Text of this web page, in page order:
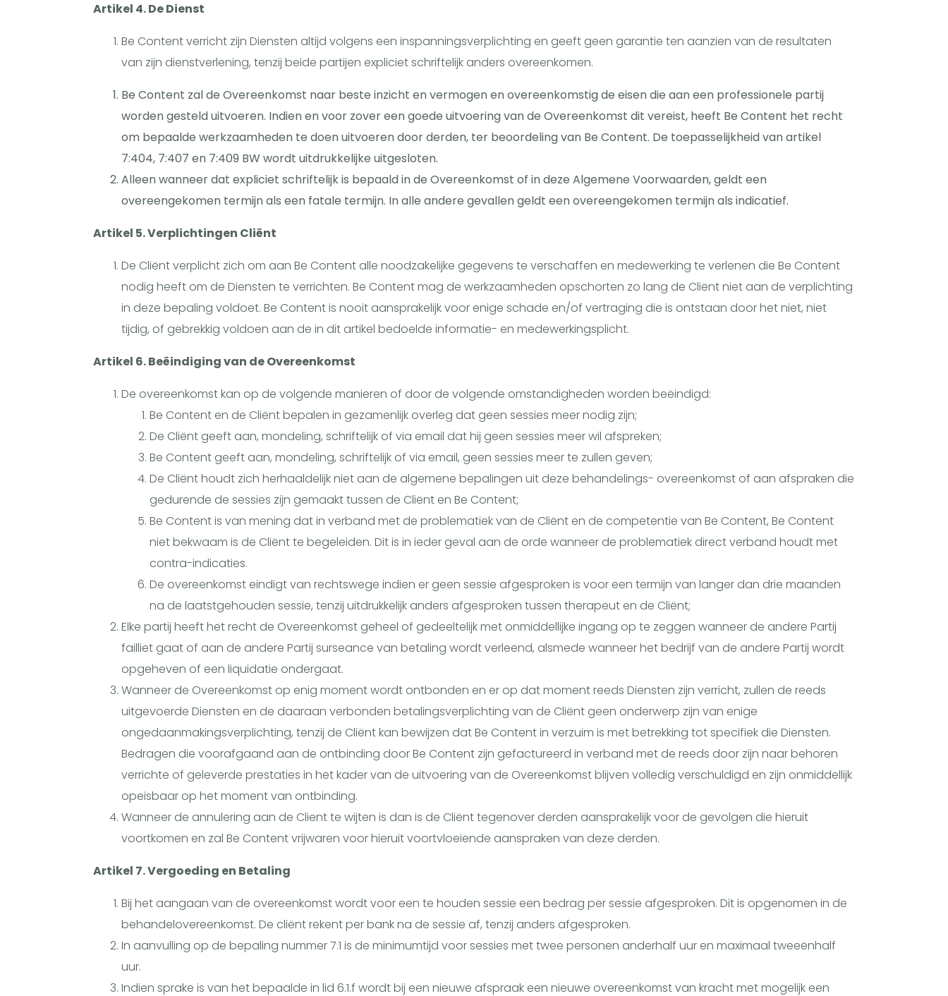
Artikel 4. De Dienst
Be Content verricht zijn Diensten altijd volgens een inspanningsverplichting en geeft geen garantie ten aanzien van de resultaten
van zijn dienstverlening, tenzij beide partijen expliciet schriftelijk anders overeenkomen.
Be Content zal de Overeenkomst naar beste inzicht en vermogen en overeenkomstig de eisen die aan een professionele partij
worden gesteld uitvoeren. Indien en voor zover een goede uitvoering van de Overeenkomst dit vereist, heeft Be Content het recht
om bepaalde werkzaamheden te doen uitvoeren door derden, ter beoordeling van Be Content. De toepasselijkheid van artikel
7:404, 7:407 en 7:409 BW wordt uitdrukkelijke uitgesloten.
Alleen wanneer dat expliciet schriftelijk is bepaald in de Overeenkomst of in deze Algemene Voorwaarden, geldt een
overeengekomen termijn als een fatale termijn. In alle andere gevallen geldt een overeengekomen termijn als indicatief.
Artikel 5. Verplichtingen Cliënt
De Cliënt verplicht zich om aan Be Content alle noodzakelijke gegevens te verschaffen en medewerking te verlenen die Be Content
nodig heeft om de Diensten te verrichten. Be Content mag de werkzaamheden opschorten zo lang de Cliënt niet aan de verplichting
in deze bepaling voldoet. Be Content is nooit aansprakelijk voor enige schade en/of vertraging die is ontstaan door het niet, niet
tijdig, of gebrekkig voldoen aan de in dit artikel bedoelde informatie- en medewerkingsplicht.
Artikel 6. Beëindiging van de Overeenkomst
De overeenkomst kan op de volgende manieren of door de volgende omstandigheden worden beëindigd:
Be Content en de Cliënt bepalen in gezamenlijk overleg dat geen sessies meer nodig zijn;
De Cliënt geeft aan, mondeling, schriftelijk of via email dat hij geen sessies meer wil afspreken;
Be Content geeft aan, mondeling, schriftelijk of via email, geen sessies meer te zullen geven;
De Cliënt houdt zich herhaaldelijk niet aan de algemene bepalingen uit deze behandelings- overeenkomst of aan afspraken die
gedurende de sessies zijn gemaakt tussen de Cliënt en Be Content;
Be Content is van mening dat in verband met de problematiek van de Cliënt en de competentie van Be Content, Be Content
niet bekwaam is de Cliënt te begeleiden. Dit is in ieder geval aan de orde wanneer de problematiek direct verband houdt met
contra-indicaties.
De overeenkomst eindigt van rechtswege indien er geen sessie afgesproken is voor een termijn van langer dan drie maanden
na de laatstgehouden sessie, tenzij uitdrukkelijk anders afgesproken tussen therapeut en de Cliënt;
Elke partij heeft het recht de Overeenkomst geheel of gedeeltelijk met onmiddellijke ingang op te zeggen wanneer de andere Partij
failliet gaat of aan de andere Partij surseance van betaling wordt verleend, alsmede wanneer het bedrijf van de andere Partij wordt
opgeheven of een liquidatie ondergaat.
Wanneer de Overeenkomst op enig moment wordt ontbonden en er op dat moment reeds Diensten zijn verricht, zullen de reeds
uitgevoerde Diensten en de daaraan verbonden betalingsverplichting van de Cliënt geen onderwerp zijn van enige
ongedaanmakingsverplichting, tenzij de Cliënt kan bewijzen dat Be Content in verzuim is met betrekking tot specifiek die Diensten.
Bedragen die voorafgaand aan de ontbinding door Be Content zijn gefactureerd in verband met de reeds door zijn naar behoren
verrichte of geleverde prestaties in het kader van de uitvoering van de Overeenkomst blijven volledig verschuldigd en zijn onmiddellijk
opeisbaar op het moment van ontbinding.
Wanneer de annulering aan de Client te wijten is dan is de Cliënt tegenover derden aansprakelijk voor de gevolgen die hieruit
voortkomen en zal Be Content vrijwaren voor hieruit voortvloeiende aanspraken van deze derden.
Artikel 7. Vergoeding en Betaling
Bij het aangaan van de overeenkomst wordt voor een te houden sessie een bedrag per sessie afgesproken. Dit is opgenomen in de
behandelovereenkomst. De cliënt rekent per bank na de sessie af, tenzij anders afgesproken.
In aanvulling op de bepaling nummer 7.1 is de minimumtijd voor sessies met twee personen anderhalf uur en maximaal tweeënhalf
uur.
Indien sprake is van het bepaalde in lid 6.1.f wordt bij een nieuwe afspraak een nieuwe overeenkomst van kracht met mogelijk een